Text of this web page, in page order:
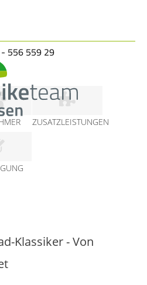
556 559 29
ZUSATZLEISTUNGEN
Klassiker - Von